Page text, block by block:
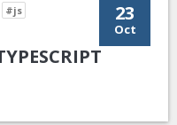
23
Oct
#js